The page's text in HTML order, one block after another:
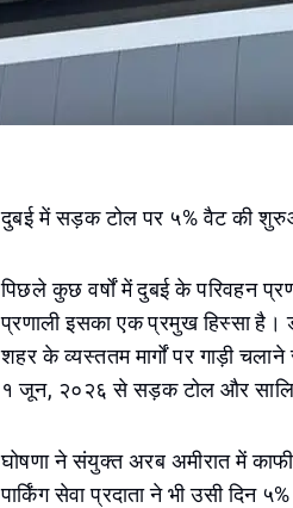
दुबई में सड़क टोल पर ५% वैट की
पिछले कुछ वर्षों में दुबई के परिवहन
प्रणाली इसका एक प्रमुख हिस्सा है।
शहर के व्यस्ततम मार्गों पर गाड़ी
१ जून, २०२६ से सड़क टोल और
घोषणा ने संयुक्त अरब अमीरात में
पार्किंग सेवा प्रदाता ने भी उसी दिन